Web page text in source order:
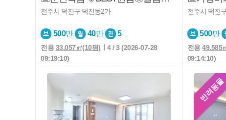
전주시 덕진구 덕진동2가
500만 40만 5
전용33.057㎡(10평) ㅣ4 / 3 (2026-07-28
09:19:10)
전주시 덕진
500만
전용49.585
09:14:10)
반려동물